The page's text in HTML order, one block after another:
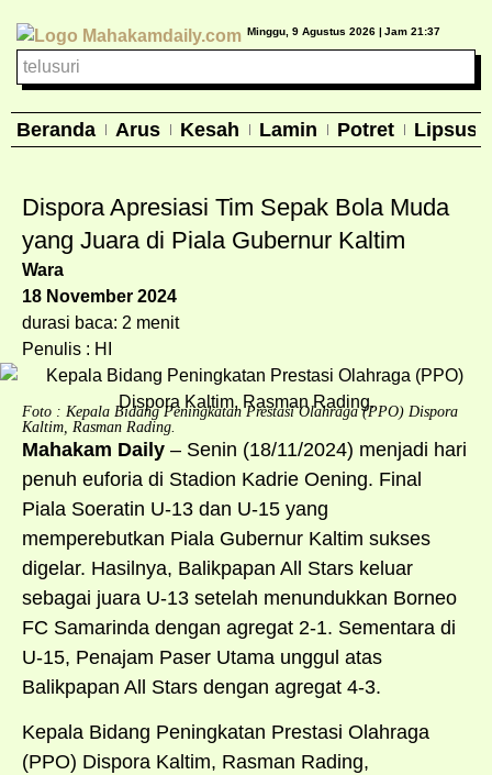
Minggu, 9 Agustus 2026 | Jam 21:37
Beranda Arus Kesah Lamin Potret Lipsus
Dispora Apresiasi Tim Sepak Bola Muda
yang Juara di Piala Gubernur Kaltim
Wara
18 November 2024
durasi baca: 2 menit
Penulis : HI
Foto : Kepala Bidang Peningkatan Prestasi Olahraga (PPO) Dispora
Kaltim, Rasman Rading.
Mahakam Daily – Senin (18/11/2024) menjadi hari
penuh euforia di Stadion Kadrie Oening. Final
Piala Soeratin U-13 dan U-15 yang
memperebutkan Piala Gubernur Kaltim sukses
digelar. Hasilnya, Balikpapan All Stars keluar
sebagai juara U-13 setelah menundukkan Borneo
FC Samarinda dengan agregat 2-1. Sementara di
U-15, Penajam Paser Utama unggul atas
Balikpapan All Stars dengan agregat 4-3.
Kepala Bidang Peningkatan Prestasi Olahraga
(PPO) Dispora Kaltim, Rasman Rading,